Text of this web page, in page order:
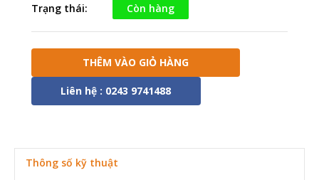
Trạng thái:
Còn hàng
THÊM VÀO GIỎ HÀNG
Liên hệ : 0243 9741488
Thông số kỹ thuật